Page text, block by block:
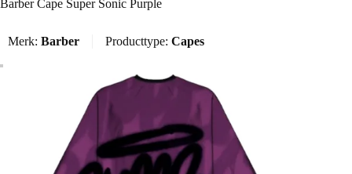
Barber Cape Super Sonic Purple
Merk: Barber Producttype: Capes